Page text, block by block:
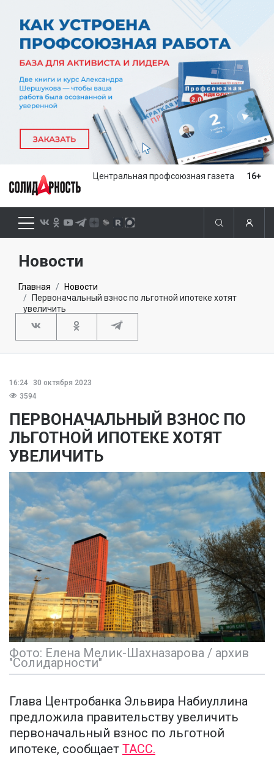
Центральная профсоюзная газета 16+
Новости
Главная
Новости
Первоначальный взнос по льготной ипотеке хотят
увеличить
16:24
30 октября 2023
3594
ПЕРВОНАЧАЛЬНЫЙ ВЗНОС ПО
ЛЬГОТНОЙ ИПОТЕКЕ ХОТЯТ
УВЕЛИЧИТЬ
Фото: Елена Мелик-Шахназарова / архив
"Солидарности"
Глава Центробанка Эльвира Набиуллина
предложила правительству увеличить
первоначальный взнос по льготной
ипотеке, сообщает ТАСС.